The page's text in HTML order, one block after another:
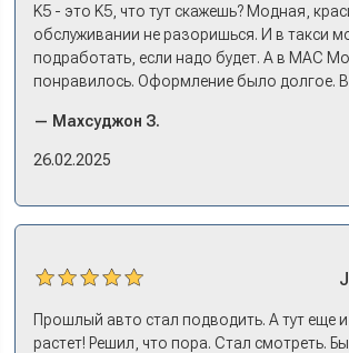
трейд-ин быстрый. Камри пригнал, сдал,
выбрали, оформили все, кредит, договор,
все про все несколько дней: зайти узнать,
оформляться, забрать машину на выдаче.
K5 - это K5, что тут скажешь? Модная,
обслуживании не разоришься. И в такси
подработать, если надо будет. А в МАС
понравилось. Оформление было долгое.
в документах порядок. И кредит дали без
еще ОСАГО и КАСКО оформили. Зато на
— Махсуджон З.
26.02.2025
Прошлый авто стал подводить. А тут еще
растет! Решил, что пора. Стал смотреть.